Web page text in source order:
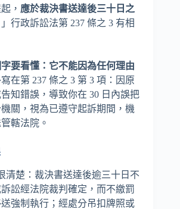
， 應於裁決書送達後三十日之
」行政訴訟法第 237 條之 3 有相
字要看懂：它不能因為任何理由
在第 237 條之 3 第 3 項：因原
知錯誤，導致你在 30 日內誤把
關，視為已遵守起訴期間，機
轄法院。
清楚：裁決書送達後逾三十日不
訟經法院裁判確定，而不繳罰
強制執行；經處分吊扣牌照或